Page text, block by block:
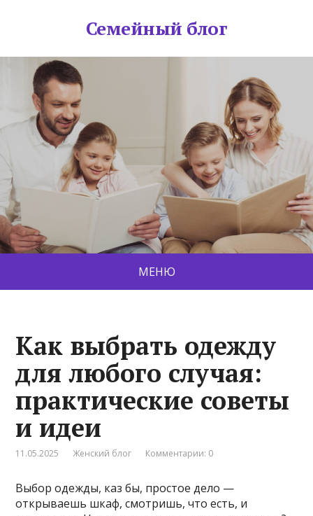
Семейный блог
МЕНЮ
Как выбрать одежду
для любого случая:
практические советы
и идеи
11.05.2025 Женский блог Комментарии: 0
Выбор одежды, каз бы, простое дело —
открываешь шкаф, смотришь, что есть, и